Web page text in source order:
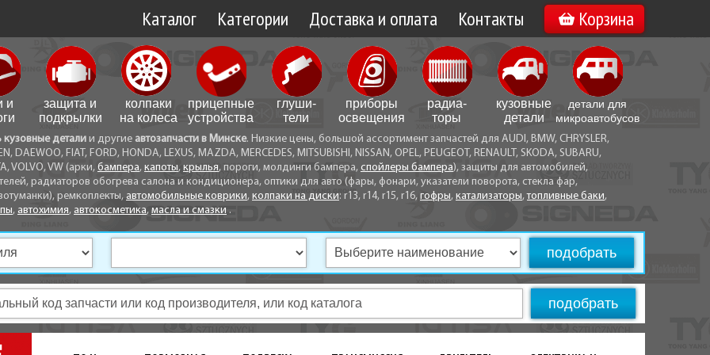
Каталог Категории Доставка и оплата
Доставка по Минску
Доставка по Беларуси
Самовывоз
Способы оплаты
Контакты
Вакансии
Корзина
и
защита и
подкрылки
колпаки
на колеса
прицепные
устройства
глуши­
тели
приборы
освещения
радиа­
торы
кузовные
детали
детали для
микро­автобусов
кузовные детали и другие автозапчасти в Минске. Низкие цены, большой ассортимент запчастей для AUDI, BMW, CHRYSLER,
DAEWOO, FIAT, FORD, HONDA, LEXUS, MAZDA, MERCEDES, MITSUBISHI, NISSAN, OPEL, PEUGEOT, RENAULT, SKODA, SUBARU,
VOLVO, VW (арки, бампера, капоты, крылья, пороги, молдинги бампера, спойлеры бампера), защиты для автомобилей,
радиаторов обогрева салона и кондиционера, оптики для авто (фары, фонари, указатели поворота, стекла фар,
ремкоплекты, автомобильные коврики, колпаки на диски: r13, r14, r15, r16, гофры, катализаторы,топливные баки,
, автохимия, автокосметика, масла и смазки .